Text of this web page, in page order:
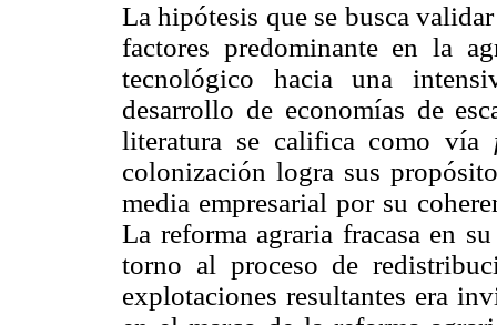
La hipótesis que se busca
factores predominante en la
tecnológico hacia una
desarrollo de economías de
literatura se califica como vía
colonización logra sus
media empresarial por su
La reforma agraria fracasa en
torno al proceso de
explotaciones resultantes era